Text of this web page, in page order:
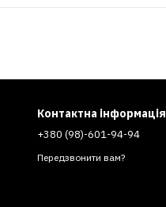
Контактна інформація
+380 (98)-601-94-94
Передзвонити вам?